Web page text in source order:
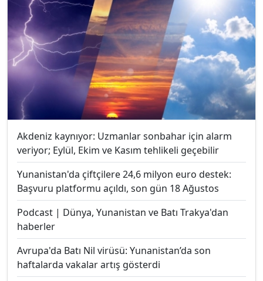
Akdeniz kaynıyor: Uzmanlar sonbahar için alarm
veriyor; Eylül, Ekim ve Kasım tehlikeli geçebilir
Yunanistan'da çiftçilere 24,6 milyon euro destek:
Başvuru platformu açıldı, son gün 18 Ağustos
Podcast | Dünya, Yunanistan ve Batı Trakya'dan
haberler
Avrupa'da Batı Nil virüsü: Yunanistan’da son
haftalarda vakalar artış gösterdi